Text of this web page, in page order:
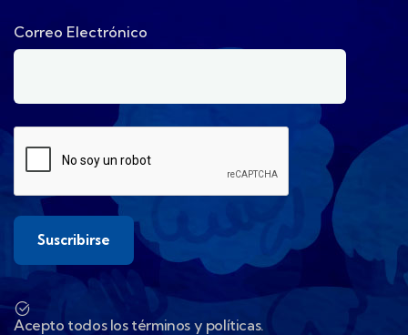
Correo Electrónico
Acepto todos los términos y políticas.